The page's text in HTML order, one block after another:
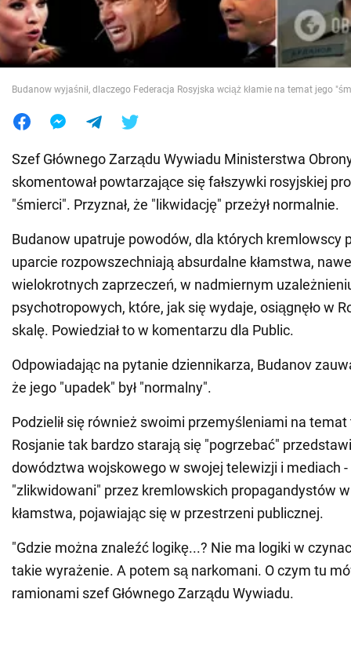
Świat
Jedzenie
Budanow wyjaśnił, dlaczego Federacja Rosyjska wciąż kłamie na temat jego
Szef Głównego Zarządu Wywiadu Ministerstwa
skomentował powtarzające się fałszywki rosyjskiej
"śmierci". Przyznał, że "likwidację" przeżył normalnie.
Budanow upatruje powodów, dla których kremlowscy
uparcie rozpowszechniają absurdalne kłamstwa,
wielokrotnych zaprzeczeń, w nadmiernym
psychotropowych, które, jak się wydaje, osiągnęło w
skalę. Powiedział to w komentarzu dla Public.
Odpowiadając na pytanie dziennikarza, Budanov
że jego "upadek" był "normalny".
Podzielił się również swoimi przemyśleniami na
Rosjanie tak bardzo starają się "pogrzebać"
dowództwa wojskowego w swojej telewizji i mediach
"zlikwidowani" przez kremlowskich propagandystów
kłamstwa, pojawiając się w przestrzeni publicznej.
"Gdzie można znaleźć logikę...? Nie ma logiki w
takie wyrażenie. A potem są narkomani. O czym tu
ramionami szef Głównego Zarządu Wywiadu.